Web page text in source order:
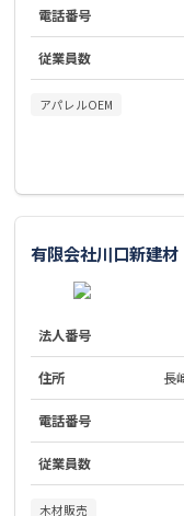
電話番号
従業員数
アパレルOEM
有限会社川口新建材
法人番号
住所 長
電話番号
従業員数
木材販売